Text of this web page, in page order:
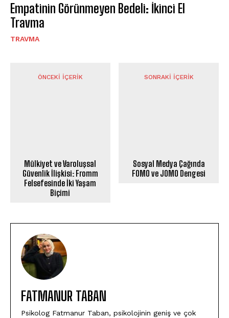
Empatinin Görünmeyen Bedeli: İkinci El
Travma
TRAVMA
ÖNCEKI İÇERIK
Mülkiyet ve Varoluşsal
Güvenlik İlişkisi: Fromm
Felsefesinde İki Yaşam
Biçimi
SONRAKI İÇERIK
Sosyal Medya Çağında
FOMO ve JOMO Dengesi
FATMANUR TABAN
Psikolog Fatmanur Taban, psikolojinin geniş ve çok